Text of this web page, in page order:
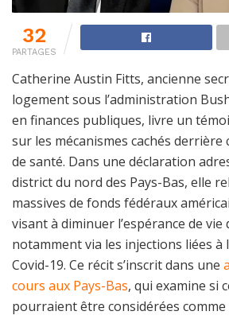
32
PARTAGES
Catherine Austin Fitts, ancienne
logement sous l’administration
en finances publiques, livre un
sur les mécanismes cachés
de santé. Dans une déclaration
district du nord des Pays-Bas, elle
massives de fonds fédéraux
visant à diminuer l’espérance de
notamment via les injections liées à
Covid-19. Ce récit s’inscrit dans une
cours aux Pays-Bas, qui examine si
pourraient être considérées comme